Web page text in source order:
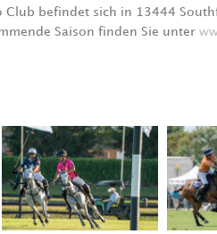
Club befindet sich in 13444
Saison finden Sie unter